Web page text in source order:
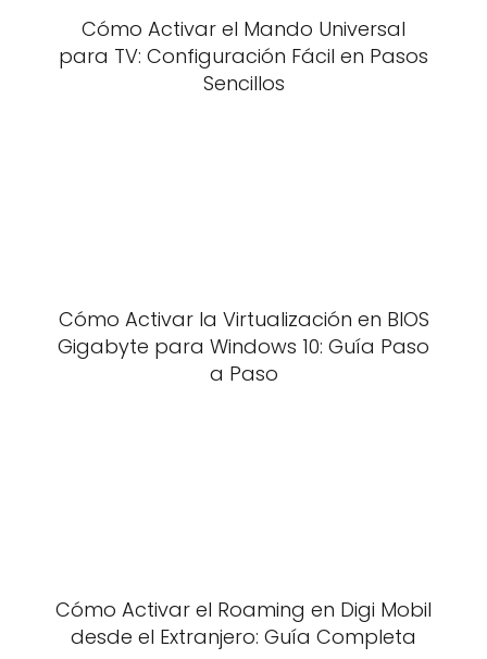
Cómo Activar el Mando Universal
para TV: Configuración Fácil en Pasos
Sencillos
Cómo Activar la Virtualización en BIOS
Gigabyte para Windows 10: Guía Paso
a Paso
Cómo Activar el Roaming en Digi Mobil
desde el Extranjero: Guía Completa